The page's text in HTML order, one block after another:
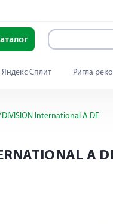
Яндекс Сплит Ригла
International A DE
A